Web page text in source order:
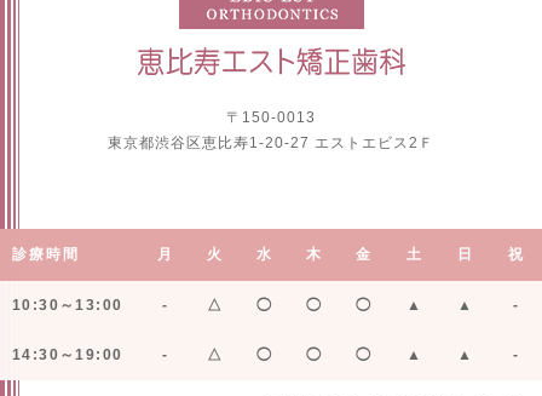
〒150-0013
東京都渋谷区恵比寿1-20-27 エストエビス2Ｆ
診療時間 月 火 水 木 金 土 日 祝
10:30～13:00 - △ ◯ ◯ ◯ ▲ ▲ -
14:30～19:00 - △ ◯ ◯ ◯ ▲ ▲ -